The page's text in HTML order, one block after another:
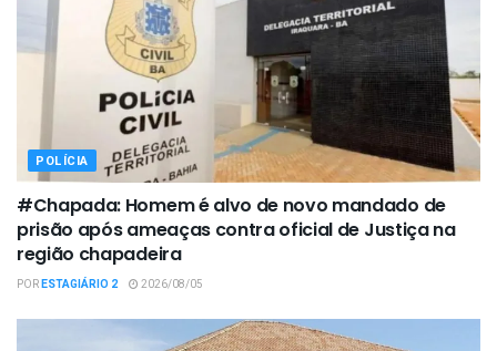
POLÍCIA
#Chapada: Homem é alvo de novo mandado de
prisão após ameaças contra oficial de Justiça na
região chapadeira
PORESTAGIÁRIO 2 2026/08/05